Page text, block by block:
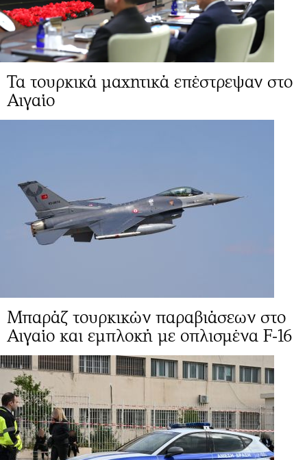
Τα τουρκικά μαχητικά επέστρεψαν στο
Αιγαίο
Μπαράζ τουρκικών παραβιάσεων στο
Αιγαίο και εμπλοκή με οπλισμένα F-16